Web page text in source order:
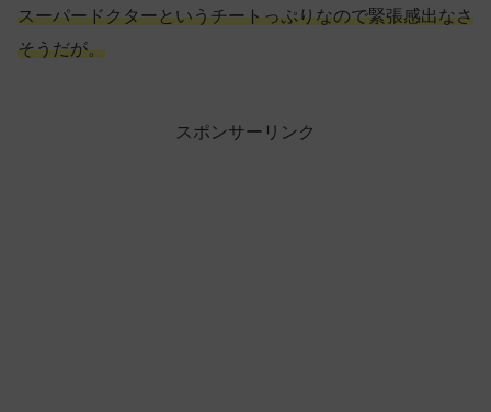
スーパードクターというチートっぷりなので緊張感出なさ
そうだが。
スポンサーリンク